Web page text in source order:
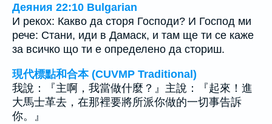
Деяния 22:10 Bulgarian
И рекох: Какво да сторя Господи? И Господ ми
рече: Стани, иди в Дамаск, и там ще ти се каже
за всичко що ти е определено да сториш.
現代標點和合本 (CUVMP Traditional)
我說：『主啊，我當做什麼？』主說：『起來！進
大馬士革去，在那裡要將所派你做的一切事告訴
你。』